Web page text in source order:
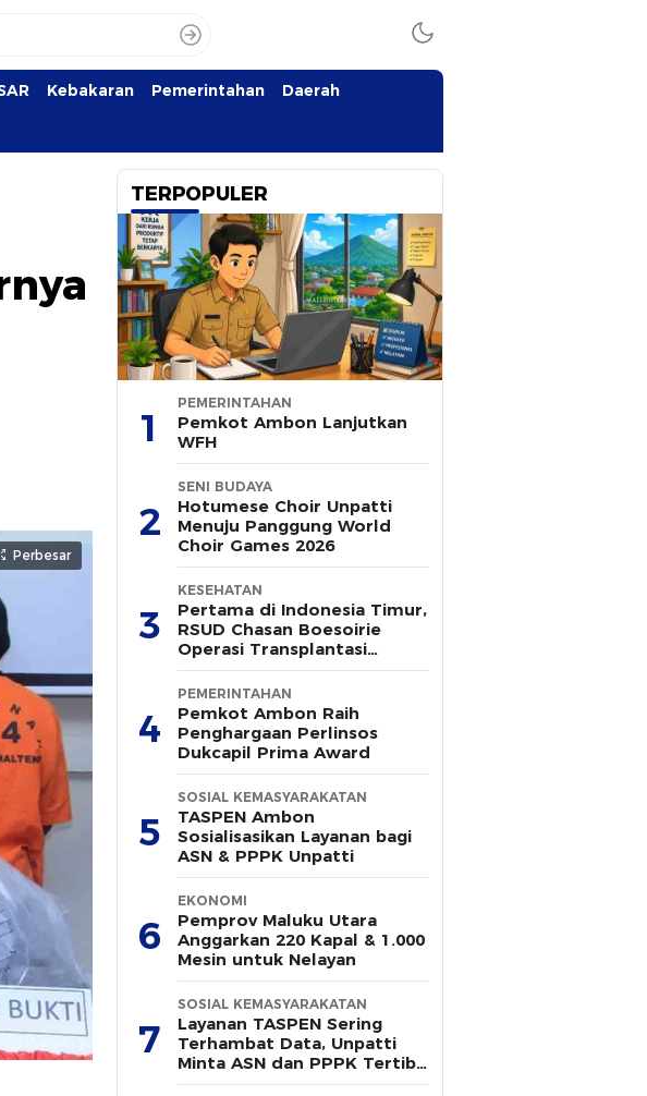
Kebakaran Pemerintahan Daerah
Perbesar
TERPOPULER
1
PEMERINTAHAN
Pemkot Ambon Lanjutkan
WFH
2
SENI BUDAYA
Hotumese Choir Unpatti
Menuju Panggung World
Choir Games 2026
3
KESEHATAN
Pertama di Indonesia Timur,
RSUD Chasan Boesoirie
Operasi Transplantasi
Kornea
4
PEMERINTAHAN
Pemkot Ambon Raih
Penghargaan Perlinsos
Dukcapil Prima Award
5
SOSIAL KEMASYARAKATAN
TASPEN Ambon
Sosialisasikan Layanan bagi
ASN & PPPK Unpatti
6
EKONOMI
Pemprov Maluku Utara
Anggarkan 220 Kapal & 1.000
Mesin untuk Nelayan
7
SOSIAL KEMASYARAKATAN
Layanan TASPEN Sering
Terhambat Data, Unpatti
Minta ASN dan PPPK Tertib
Administrasi